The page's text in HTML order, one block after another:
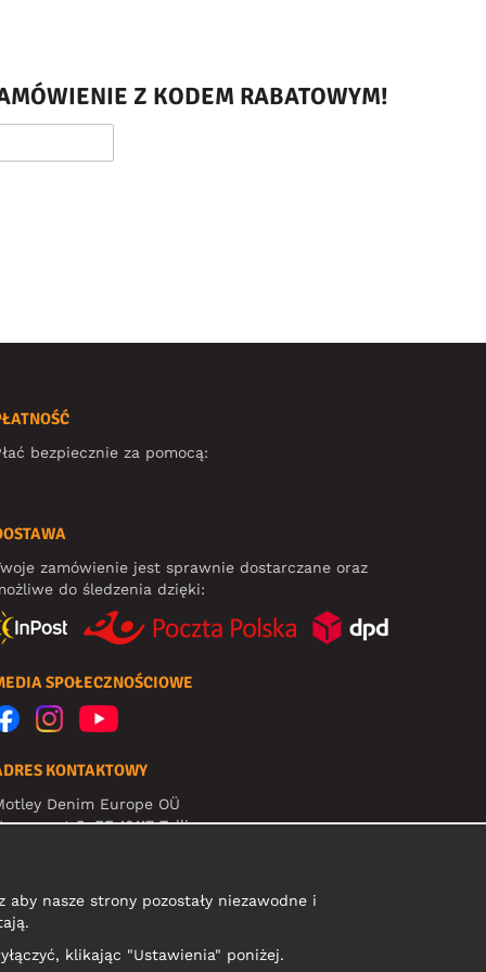
Z KODEM RABATOWYM!
bezpiecznie za pomocą:
zamówienie jest sprawnie dostarczane oraz
do śledzenia dzięki:
SPOŁECZNOŚCIOWE
KONTAKTOWY
Denim Europe OÜ
mnt 5, EE-10117 Tallinn
nasze strony pozostały niezawodne i
klikając "Ustawienia" poniżej.